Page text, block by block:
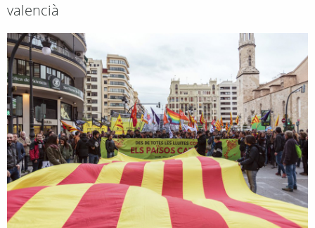
valencià